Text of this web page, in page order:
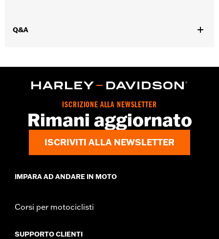
Diametro:
Q&A
ISCRIZIONE ALLA NEWSLETTER
Rimani aggiornato
ISCRIVITI ALLA NEWSLETTER
IMPARA AD ANDARE IN MOTO
Corsi per motociclisti
SUPPORTO CLIENTI